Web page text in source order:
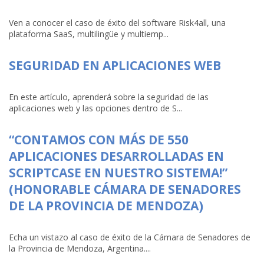
Ven a conocer el caso de éxito del software Risk4all, una
plataforma SaaS, multilingüe y multiemp...
SEGURIDAD EN APLICACIONES WEB
En este artículo, aprenderá sobre la seguridad de las
aplicaciones web y las opciones dentro de S...
“CONTAMOS CON MÁS DE 550
APLICACIONES DESARROLLADAS EN
SCRIPTCASE EN NUESTRO SISTEMA!”
(HONORABLE CÁMARA DE SENADORES
DE LA PROVINCIA DE MENDOZA)
Echa un vistazo al caso de éxito de la Cámara de Senadores de
la Provincia de Mendoza, Argentina....